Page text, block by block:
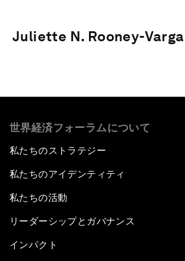
Juliette N. Rooney-Varga
世界経済フォーラムについて
私たちのストラテジー
私たちのアイデンティティ
私たちの活動
リーダーシップとガバナンス
インパクト